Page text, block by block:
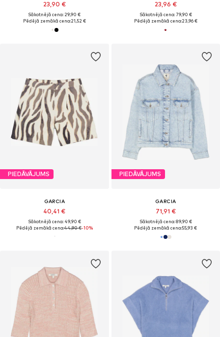
23,90 €
Sākotnējā cena: 29,90 €
Pēdējā zemākā cena:21,52 €
23,96 €
Sākotnējā cena: 79,90 €
Pēdējā zemākā cena:23,96 €
PIEDĀVĀJUMS
GARCIA
40,41 €
Sākotnējā cena: 49,90 €
Pēdējā zemākā cena:44,90 €-10%
PIEDĀVĀJUMS
GARCIA
71,91 €
Sākotnējā cena: 89,90 €
Pēdējā zemākā cena:55,93 €